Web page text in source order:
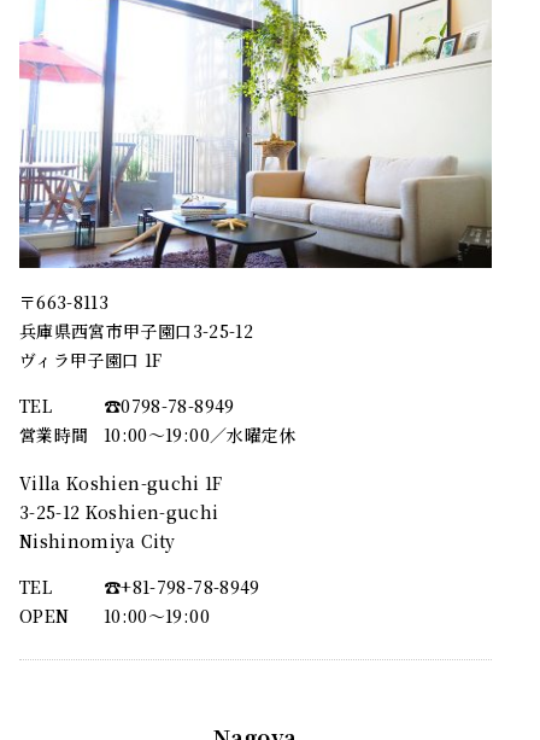
〒663-8113
兵庫県西宮市甲子園口3-25-12
ヴィラ甲子園口 1F
TEL
☎︎0798-78-8949
営業時間
10:00～19:00／水曜定休
Villa Koshien-guchi 1F
3-25-12 Koshien-guchi
Nishinomiya City
TEL
☎︎+81-798-78-8949
OPEN
10:00〜19:00